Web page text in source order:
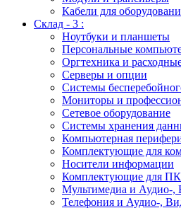
Кабели для
Склад - 3 :
Ноутбуки и планшеты
Персональные
Оргтехника и
Серверы и опции
Системы
Мониторы и
Сетевое оборудование
Системы хранения
Компьютерная
Комплектующие для
Носители информации
Комплектующие для ПК
Мультимедиа и Аудио-,
Телефония и Аудио-,